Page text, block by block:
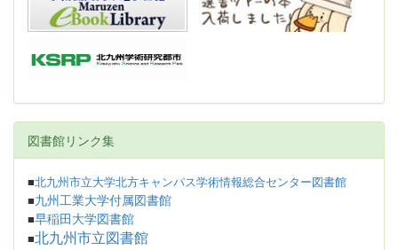
図書館リンク集
■北九州市立大学北方キャンパス学術情報総合センター図書館
■九州工業大学付属図書館
■早稲田大学図書館
■北九州市立図書館